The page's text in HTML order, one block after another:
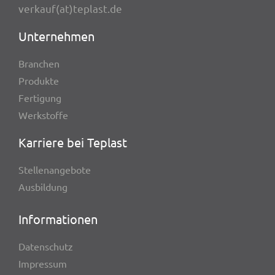
verkauf(at)teplast.de
Unter­neh­men
Bran­chen
Produkte
Ferti­gung
Werk­stoffe
Karriere bei Teplast
Stel­len­an­ge­bote
Ausbil­dung
Infor­ma­tio­nen
Daten­schutz
Impres­sum